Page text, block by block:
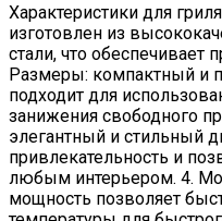
Характеристики для
изготовлен из
стали, что обеспечивает
Размеры: компактный и
подходит для
занижения свободного
элегантный и стильный
привлекательность и
любым интерьером. 4.
мощность позволяет